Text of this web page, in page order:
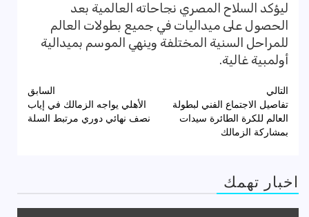
ليؤكد السلاح المصري نجاحاته العالمية بعد
الحصول على ميداليات في جميع بطولات العالم
للمراحل السنية المختلفة وينهي الموسم بميدالية
أولمبية غالية.
تصفّح
المقالات
السابق
الأهلي يواجه الزمالك في إياب
نصف نهائي دوري مرتبط السلة
التالي
تفاصيل الاجتماع الفني لبطولة
العالم للكرة الطائرة سيدات
بمشاركة الزمالك
اخبار تهمك